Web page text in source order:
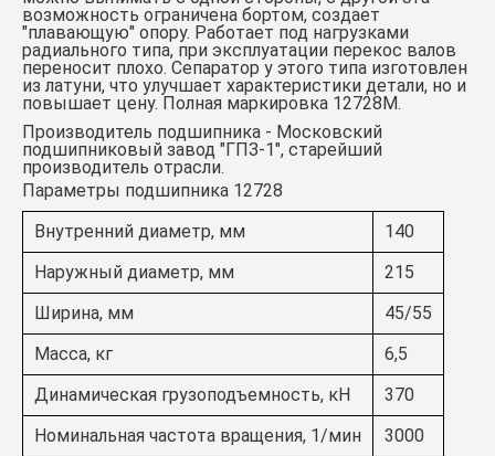
возможность ограничена бортом, создает
"плавающую" опору. Работает под нагрузками
радиального типа, при эксплуатации перекос валов
переносит плохо. Сепаратор у этого типа изготовлен
из латуни, что улучшает характеристики детали, но и
повышает цену. Полная маркировка 12728М.
Производитель подшипника - Московский
подшипниковый завод "ГПЗ-1", старейший
производитель отрасли.
Параметры подшипника 12728
Внутренний диаметр, мм
140
Наружный диаметр, мм
215
Ширина, мм
45/55
Масса, кг
6,5
Динамическая грузоподъемность, кН
370
Номинальная частота вращения, 1/мин
3000